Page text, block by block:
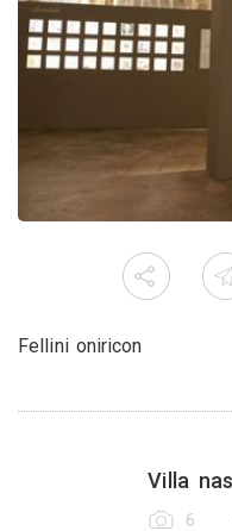
Fellini oniricon
Villa
6